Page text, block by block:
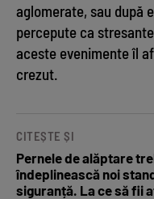
aglomerate, sau după
percepute ca
aceste evenimente îl
crezut.
CITEȘTE ȘI
Pernele de alăptare
îndeplinească noi
siguranță. La ce să fii